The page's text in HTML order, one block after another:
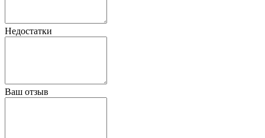
Недостатки
Ваш отзыв